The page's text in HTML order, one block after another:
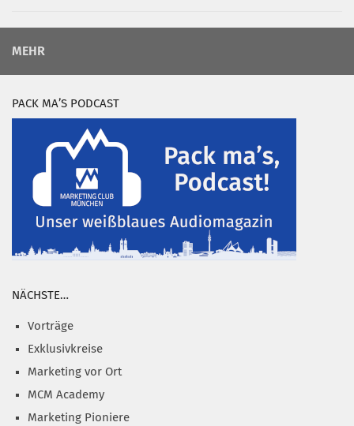
MEHR
PACK MA’S PODCAST
NÄCHSTE…
Vorträge
Exklusivkreise
Marketing vor Ort
MCM Academy
Marketing Pioniere